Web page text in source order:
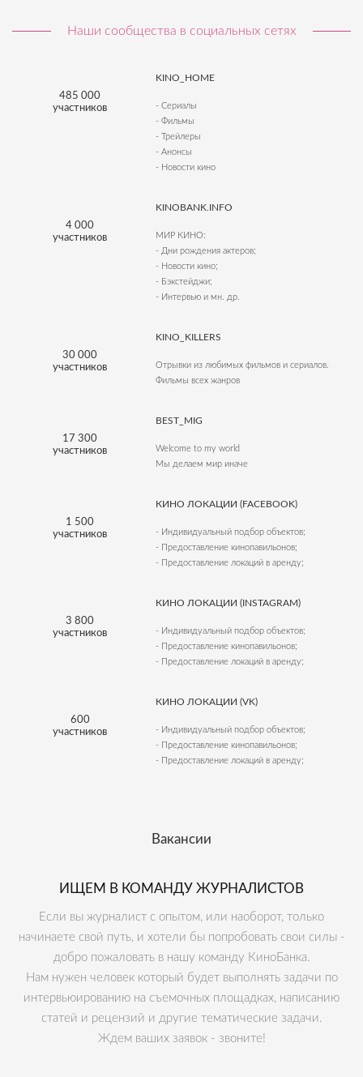
Наши сообщества в социальных сетях
485 000
участников
KINO_HOME
- Сериалы
- Фильмы
- Трейлеры
- Анонсы
- Новости кино
4 000
участников
KINOBANK.INFO
МИР КИНО:
- Дни рождения актеров;
- Новости кино;
- Бэкстейджи;
- Интервью и мн. др.
30 000
участников
KINO_KILLERS
Отрывки из любимых фильмов и сериалов.
Фильмы всех жанров
17 300
участников
BEST_MIG
Welcome to my world
Мы делаем мир иначе
1 500
участников
КИНО ЛОКАЦИИ (FACEBOOK)
- Индивидуальный подбор объектов;
- Предоставление кинопавильонов;
- Предоставление локаций в аренду;
3 800
участников
КИНО ЛОКАЦИИ (INSTAGRAM)
- Индивидуальный подбор объектов;
- Предоставление кинопавильонов;
- Предоставление локаций в аренду;
600
участников
КИНО ЛОКАЦИИ (VK)
- Индивидуальный подбор объектов;
- Предоставление кинопавильонов;
- Предоставление локаций в аренду;
Вакансии
ИЩЕМ В КОМАНДУ ЖУРНАЛИСТОВ
Если вы журналист с опытом, или наоборот, только
начинаете свой путь, и хотели бы попробовать свои силы -
добро пожаловать в нашу команду КиноБанка.
Нам нужен человек который будет выполнять задачи по
интервьюированию на съемочных площадках, написанию
статей и рецензий и другие тематические задачи.
Ждем ваших заявок - звоните!